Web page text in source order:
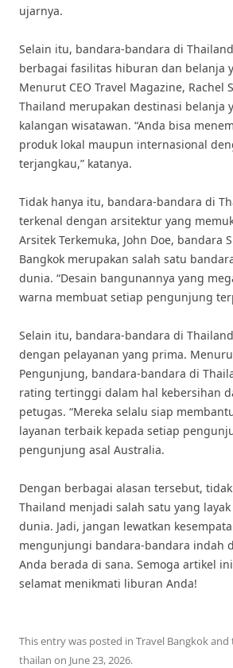
ujarnya.
Selain itu, bandara-bandara di
berbagai fasilitas hiburan dan belanja
Menurut CEO Travel Magazine, Rachel
Thailand merupakan destinasi belanja
kalangan wisatawan. “Anda bisa
produk lokal maupun internasional
terjangkau,” katanya.
Tidak hanya itu, bandara-bandara di
terkenal dengan arsitektur yang
Arsitek Terkemuka, John Doe, bandara
Bangkok merupakan salah satu
dunia. “Desain bangunannya yang
warna membuat setiap pengunjung
Selain itu, bandara-bandara di
dengan pelayanan yang prima.
Pengunjung, bandara-bandara di
rating tertinggi dalam hal kebersihan
petugas. “Mereka selalu siap
layanan terbaik kepada setiap
pengunjung asal Australia.
Dengan berbagai alasan tersebut,
Thailand menjadi salah satu yang
dunia. Jadi, jangan lewatkan
mengunjungi bandara-bandara indah
Anda berada di sana. Semoga artikel
selamat menikmati liburan Anda!
This entry was posted in Travel Bangkokand
thailan on June 23, 2026.